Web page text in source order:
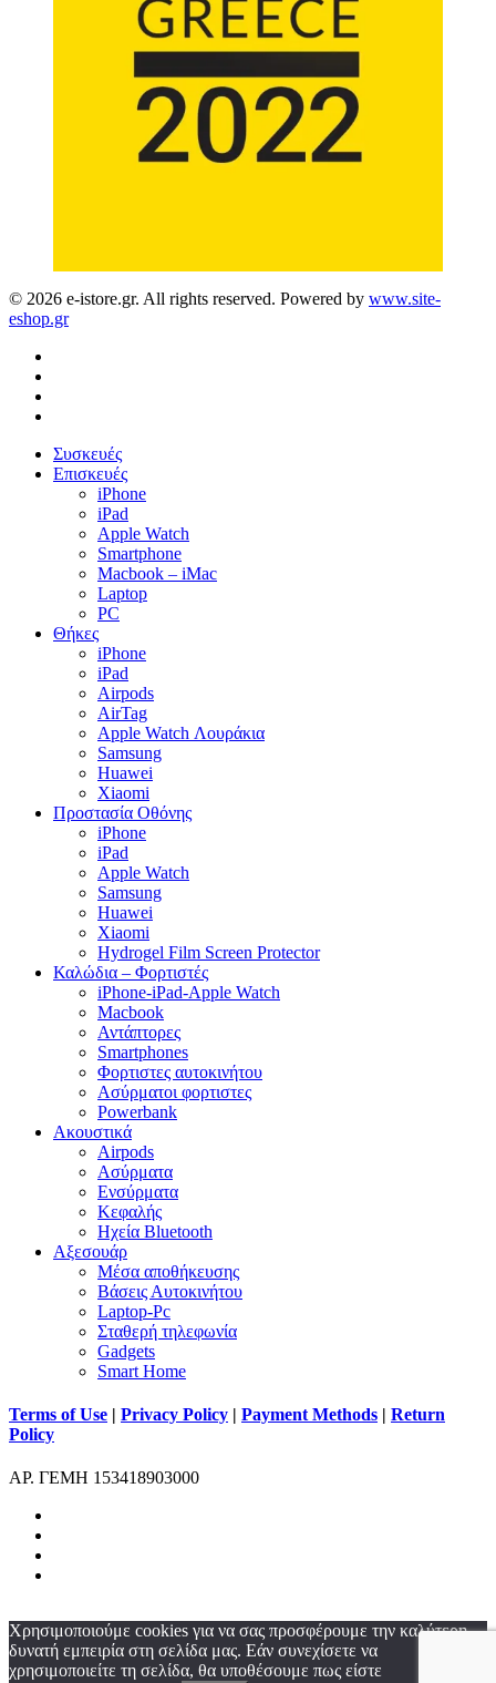
© 2026 e-istore.gr. All rights reserved. Powered by www.site-
eshop.gr
Close
Menu
Συσκευές
Επισκευές
iPhone
iPad
Apple Watch
Smartphone
Macbook – iMac
Laptop
PC
Θήκες
iPhone
iPad
Airpods
AirTag
Apple Watch Λουράκια
Samsung
Huawei
Xiaomi
Προστασία Οθόνης
iPhone
iPad
Apple Watch
Samsung
Huawei
Xiaomi
Hydrogel Film Screen Protector
Καλώδια – Φορτιστές
iPhone-iPad-Apple Watch
Macbook
Αντάπτορες
Smartphones
Φορτιστες αυτοκινήτου
Ασύρματοι φορτιστες
Powerbank
Ακουστικά
Airpods
Ασύρματα
Ενσύρματα
Κεφαλής
Ηχεία Bluetooth
Αξεσουάρ
Μέσα αποθήκευσης
Βάσεις Αυτοκινήτου
Laptop-Pc
Σταθερή τηλεφωνία
Gadgets
Smart Home
Terms of Use | Privacy Policy | Payment Methods | Return
Policy
ΑΡ. ΓΕΜΗ 153418903000
Χρησιμοποιούμε cookies για να σας προσφέρουμε την καλύτερη
δυνατή εμπειρία στη σελίδα μας. Εάν συνεχίσετε να
χρησιμοποιείτε τη σελίδα, θα υποθέσουμε πως είστε